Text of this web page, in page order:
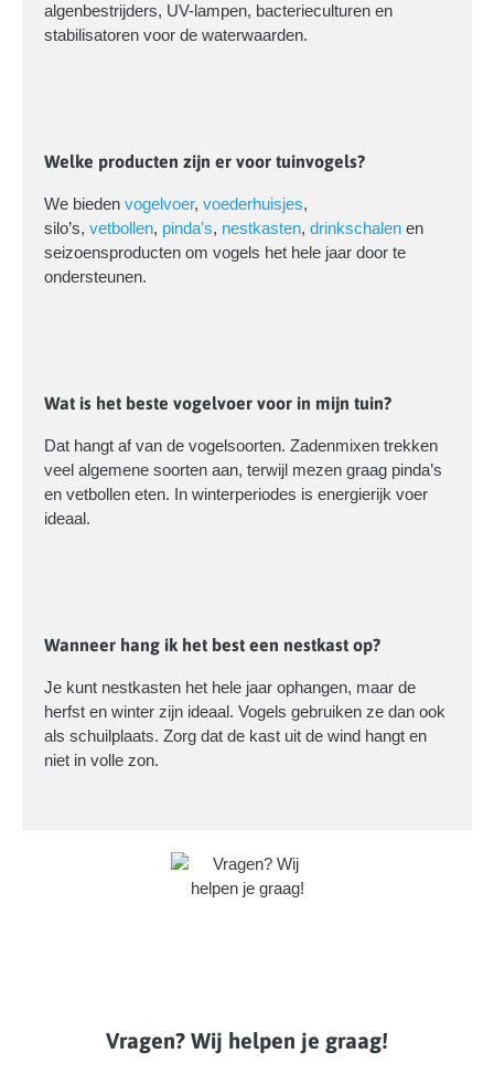
algenbestrijders, UV-lampen, bacterieculturen en
stabilisatoren voor de waterwaarden.
Welke producten zijn er voor tuinvogels?
We bieden vogelvoer, voederhuisjes,
silo’s, vetbollen, pinda’s, nestkasten, drinkschalen en
seizoensproducten om vogels het hele jaar door te
ondersteunen.
Wat is het beste vogelvoer voor in mijn tuin?
Dat hangt af van de vogelsoorten. Zadenmixen trekken
veel algemene soorten aan, terwijl mezen graag pinda’s
en vetbollen eten. In winterperiodes is energierijk voer
ideaal.
Wanneer hang ik het best een nestkast op?
Je kunt nestkasten het hele jaar ophangen, maar de
herfst en winter zijn ideaal. Vogels gebruiken ze dan ook
als schuilplaats. Zorg dat de kast uit de wind hangt en
niet in volle zon.
Vragen? Wij helpen je graag!